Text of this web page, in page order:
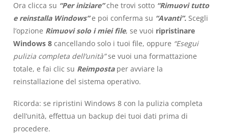
Ora clicca su “Per iniziare”che trovi sotto “Rimuovi tutto
e reinstalla Windows”e poi conferma su “Avanti”. Scegli
l’opzione Rimuovi solo i miei file, se vuoi ripristinare
Windows 8 cancellando solo i tuoi file, oppure “Esegui
pulizia completa dell’unità”se vuoi una formattazione
totale, e fai clic su Reimpostaper avviare la
reinstallazione del sistema operativo.
Ricorda: se ripristini Windows 8 con la pulizia completa
dell’unità, effettua un backup dei tuoi dati prima di
procedere.